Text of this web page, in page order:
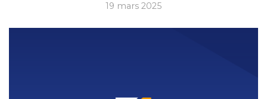
19 mars 2025